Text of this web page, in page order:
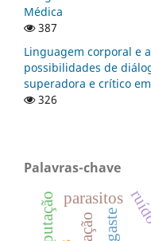
Médica
387
Linguagem corporal e
possibilidades de
superadora e crítico
326
Palavras-chave
parasitos